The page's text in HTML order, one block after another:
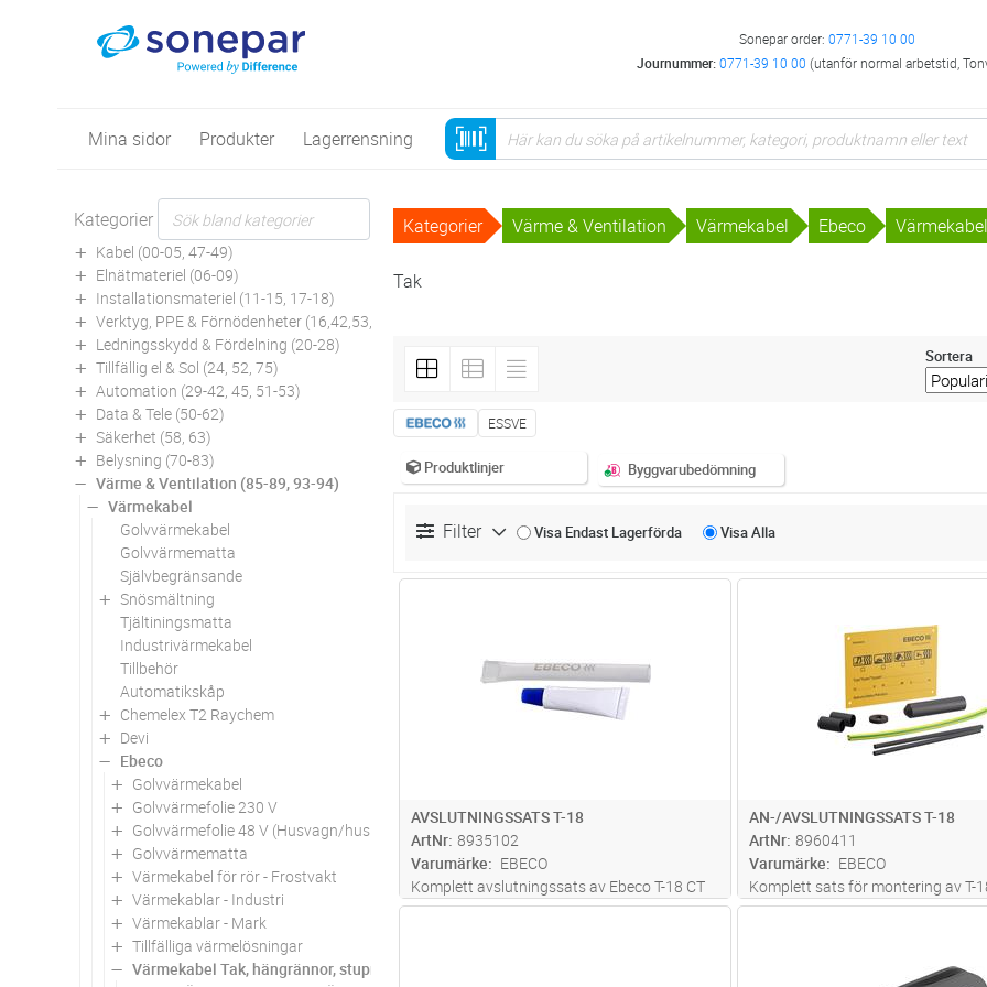
Sonepar order: 0771-39 10 00
Journummer:0771-39 10 00 (utanför normal arbetstid,
Mina sidor Produkter Lagerrensning
Kategorier
Kabel (00-05, 47-49)
Elnätmateriel (06-09)
Installationsmateriel (11-15, 17-18)
Verktyg, PPE & Förnödenheter (16,42,53,94)
Ledningsskydd & Fördelning (20-28)
Tillfällig el & Sol (24, 52, 75)
Automation (29-42, 45, 51-53)
Data & Tele (50-62)
Säkerhet (58, 63)
Belysning (70-83)
Värme & Ventilation (85-89, 93-94)
Värmekabel
Golvvärmekabel
Golvvärmematta
Självbegränsande
Snösmältning
Tjältiningsmatta
Industrivärmekabel
Tillbehör
Automatikskåp
Chemelex T2 Raychem
Devi
Ebeco
Golvvärmekabel
Golvvärmefolie 230 V
Golvvärmefolie 48 V (Husvagn/husbil)
Golvvärmematta
Värmekabel för rör - Frostvakt
Värmekablar - Industri
Värmekablar - Mark
Tillfälliga värmelösningar
Värmekabel Tak, hängrännor, stuprör.
Kategorier Värme & Ventilation Värmekabel Ebeco
Tak
Sortera
ESSVE
Produktlinjer Byggvarubedömning
Filter Visa Endast Lagerförda VisaAlla
AVSLUTNINGSSATS T-18
ArtNr 8935102
Varumärke
EBECO
Komplett avslutningssats av Ebeco T-18 CT
och ELSR-N för installation ihop med
AN-/AVSLUTNINGSSATS T-18
ArtNr 8960411
Varumärke
EBECO
Komplett sats för montering av T-
Värmekabelskylt ingår.